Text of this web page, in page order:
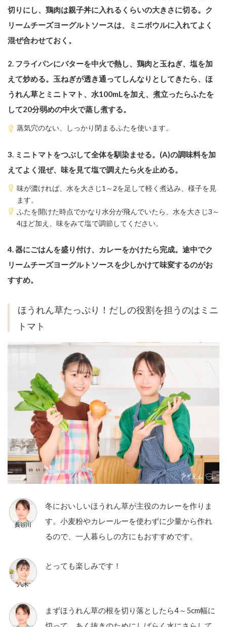
切りにし、鶏肉は親子丼に入れるくらいの大きさに切る。ク
リームチーズヨーグルトソースは、ミニボウルに入れてよく
混ぜ合わせておく。
2. フライパンにバターを中火で熱し、鶏肉と玉ねぎ、塩を加
えて炒める。玉ねぎが透き通ってしんなりとしてきたら、ほ
うれん草とミニトマト、水100mLを加え、煮立ったらふたを
して20分弱めの中火で蒸し煮する。
蒸気穴のない、しっかり閉まるふたを使います。
3. ミニトマトをつぶして全体を馴染ませる。(A)の調味料を加
えてよく混ぜ、味を見て塩で調えたら火を止める。
味が濃ければ、水を大さじ1～2を足して軽く煮込み、様子を見
ます。
ふたを開けた時点でかなり水分が飛んでいたら、水を大さじ3～
4ほど加え、味をみて塩で調節してください。
4. 器にごはんを盛り付け、カレーをかけたら完成。途中でク
リームチーズヨーグルトソースを少しかけて味変するのがお
すすめ。
ほうれん草たっぷり！だしの役割を担うのはミニ
トマト
冬においしいほうれん草が主役のカレーを作りま
す。小麦粉やカレールーを使わずに少量から作れ
るので、一人暮らしの方にもおすすめです。
とっても楽しみです！
まずほうれん草の根を切り落としたら4～5cm幅に